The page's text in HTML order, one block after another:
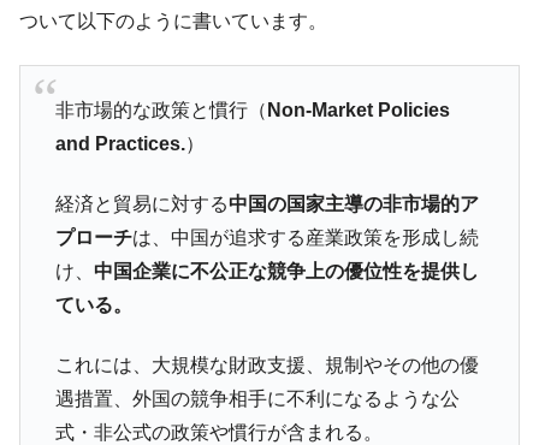
『Money1』
韓国『国民年金公団』株価暴落で200兆蒸
『Money1』
ャンペーン」⇒ あの名物教授も登場！
韓国「橋が落ちました」⇒ 耐久性「なさす
『Money1』
韓国鉄鋼最大手『POSCO』ズブズブ沈む。
営業利益80.2％も減少
『Money1』
にぶん殴る法案」提出！⇒ クーパン問題は合衆国企業に対
『Money1』
韓国ボンクラ政策室長･金容範、株価暴落に
他人事のような発言。
ついて以下のように書いています。
非市場的な政策と慣行（ Non-Market Policies
and Practices.）
経済と貿易に対する中国の国家主導の非市場的ア
プローチは、中国が追求する産業政策を形成し続
け、 中国企業に不公正な競争上の優位性を提供し
ている。
これには、大規模な財政支援、規制やその他の優
遇措置、外国の競争相手に不利になるような公
式・非公式の政策や慣行が含まれる。